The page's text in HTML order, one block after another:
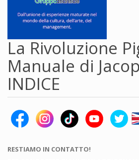
La Rivoluzione
Manuale di
INDICE
RESTIAMO IN CONTATTO!